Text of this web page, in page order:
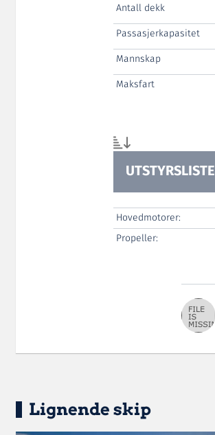
Antall dekk
Passasjerkapasitet
Mannskap
Maksfart
UTSTYRSLISTE
Hovedmotorer:
Propeller:
Lignende skip